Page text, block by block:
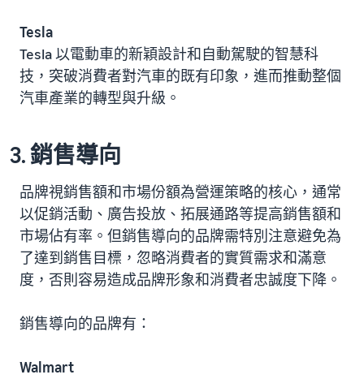
Tesla
Tesla 以電動車的新穎設計和自動駕駛的智慧科
技，突破消費者對汽車的既有印象，進而推動整個
汽車產業的轉型與升級。
3. 銷售導向
品牌視銷售額和市場份額為營運策略的核心，通常
以促銷活動、廣告投放、拓展通路等提高銷售額和
市場佔有率。但銷售導向的品牌需特別注意避免為
了達到銷售目標，忽略消費者的實質需求和滿意
度，否則容易造成品牌形象和消費者忠誠度下降。
銷售導向的品牌有：
Walmart